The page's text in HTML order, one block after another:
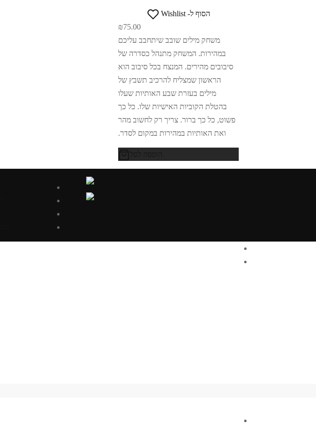
הסוף ל- Wishlist
₪75.00
משחק מילים שובב שיתחבב עליכם
במהירות. המשחק מתנהל כסדרה של
סיבובים מהירים. המנצח בכל סיבוב הוא
הראשון שמצליח להרכיב תשבץ של
מילים בעזרת שבע האותיות שעלו
בהטלת הקוביות האישיות שלו. כל כך
פשוט, כל כך ברור. צריך רק לחשוב מהר
ואת האותיות במהירות במקום לסדר.